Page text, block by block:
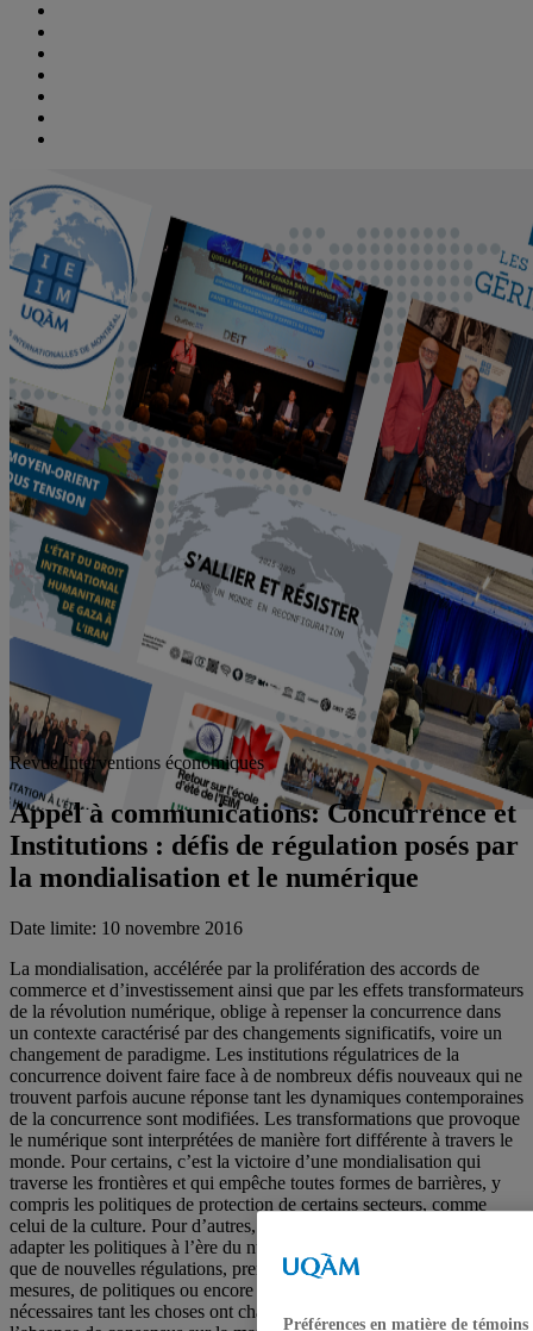
Revue Interventions économiques
Appel à communications: Concurrence et
Institutions : défis de régulation posés par
la mondialisation et le numérique
Date limite: 10 novembre 2016
La mondialisation, accélérée par la prolifération des accords de
commerce et d’investissement ainsi que par les effets transformateurs
de la révolution numérique, oblige à repenser la concurrence dans
un contexte caractérisé par des changements significatifs, voire un
changement de paradigme. Les institutions régulatrices de la
concurrence doivent faire face à de nombreux défis nouveaux qui ne
trouvent parfois aucune réponse tant les dynamiques contemporaines
de la concurrence sont modifiées. Les transformations que provoque
le numérique sont interprétées de manière fort différente à travers le
monde. Pour certains, c’est la victoire d’une mondialisation qui
traverse les frontières et qui empêche toutes formes de barrières, y
compris les politiques de protection de certains secteurs, comme
celui de la culture. Pour d’autres, c’est une invitation à repenser et
adapter les politiques à l’ère du numérique. Plusieurs croient plutôt
que de nouvelles régulations, prenant la forme de pratiques, de
mesures, de politiques ou encore de lois et de règlements, sont
nécessaires tant les choses ont changé. Ces analyses variées illustrent
Préférences en matière de témoins